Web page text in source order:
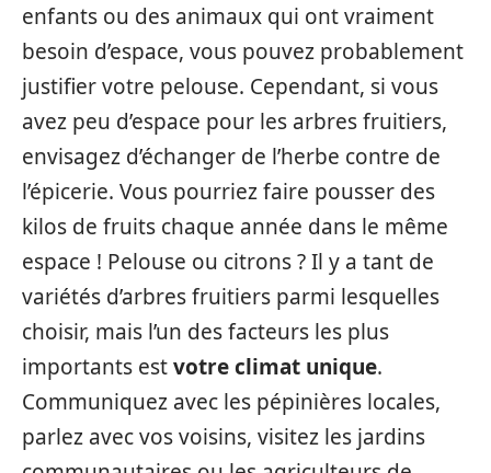
enfants ou des animaux qui ont vraiment
besoin d’espace, vous pouvez probablement
justifier votre pelouse. Cependant, si vous
avez peu d’espace pour les arbres fruitiers,
envisagez d’échanger de l’herbe contre de
l’épicerie. Vous pourriez faire pousser des
kilos de fruits chaque année dans le même
espace ! Pelouse ou citrons ? Il y a tant de
variétés d’arbres fruitiers parmi lesquelles
choisir, mais l’un des facteurs les plus
importants estvotre climat unique.
Communiquez avec les pépinières locales,
parlez avec vos voisins, visitez les jardins